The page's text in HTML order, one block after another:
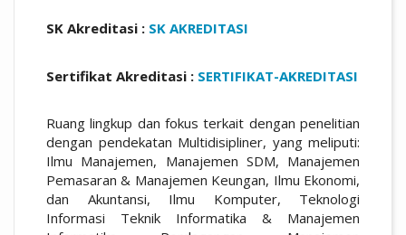
SK Akreditasi : SK AKREDITASI
Sertifikat Akreditasi : SERTIFIKAT-AKREDITASI
Ruang lingkup dan fokus terkait dengan penelitian
dengan pendekatan Multidisipliner, yang meliputi:
Ilmu Manajemen, Manajemen SDM, Manajemen
Pemasaran & Manajemen Keungan, Ilmu Ekonomi,
dan Akuntansi, Ilmu Komputer, Teknologi
Informasi Teknik Informatika & Manajemen